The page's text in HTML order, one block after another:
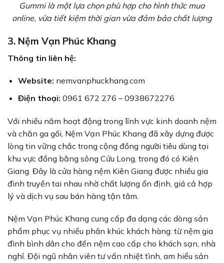
Gummi là một lựa chọn phù hợp cho hình thức mua
online, vừa tiết kiệm thời gian vừa đảm bảo chất lượng
3. Nệm Vạn Phúc Khang
Thông tin liên hệ:
Website: nemvanphuckhang.com
Điện thoại: 0961 672 276 – 0938672276
Với nhiều năm hoạt động trong lĩnh vực kinh doanh nệm
và chăn ga gối, Nệm Vạn Phúc Khang đã xây dựng được
lòng tin vững chắc trong cộng đồng người tiêu dùng tại
khu vực đồng bằng sông Cửu Long, trong đó có Kiên
Giang. Đây là cửa hàng nệm Kiên Giang được nhiều gia
đình truyền tai nhau nhờ chất lượng ổn định, giá cả hợp
lý và dịch vụ sau bán hàng tận tâm.
Nệm Vạn Phúc Khang cung cấp đa dạng các dòng sản
phẩm phục vụ nhiều phân khúc khách hàng: từ nệm gia
đình bình dân cho đến nệm cao cấp cho khách sạn, nhà
nghỉ. Đội ngũ nhân viên tư vấn nhiệt tình, am hiểu sản